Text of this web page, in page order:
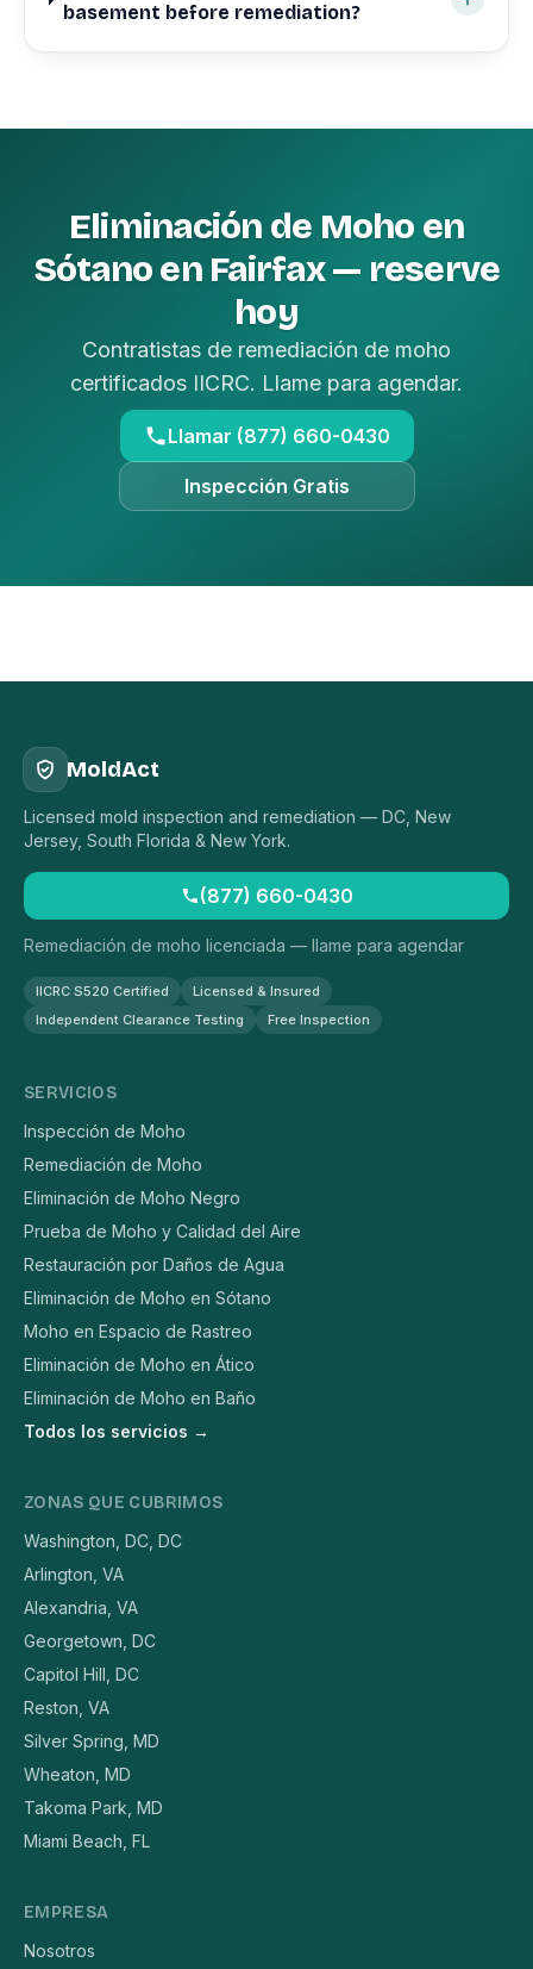
basement before remediation?
Eliminación de Moho en
Sótano en Fairfax — reserve
hoy
Contratistas de remediación de moho
certificados IICRC. Llame para agendar.
Llamar (877) 660-0430
Inspección Gratis
MoldAct
Licensed mold inspection and remediation — DC, New
Jersey, South Florida & New York.
(877) 660-0430
Remediación de moho licenciada — llame para agendar
IICRC S520 Certified
Licensed & Insured
Independent Clearance Testing
Free Inspection
SERVICIOS
Inspección de Moho
Remediación de Moho
Eliminación de Moho Negro
Prueba de Moho y Calidad del Aire
Restauración por Daños de Agua
Eliminación de Moho en Sótano
Moho en Espacio de Rastreo
Eliminación de Moho en Ático
Eliminación de Moho en Baño
Todos los servicios →
ZONAS QUE CUBRIMOS
Washington, DC, DC
Arlington, VA
Alexandria, VA
Georgetown, DC
Capitol Hill, DC
Reston, VA
Silver Spring, MD
Wheaton, MD
Takoma Park, MD
Miami Beach, FL
EMPRESA
Nosotros